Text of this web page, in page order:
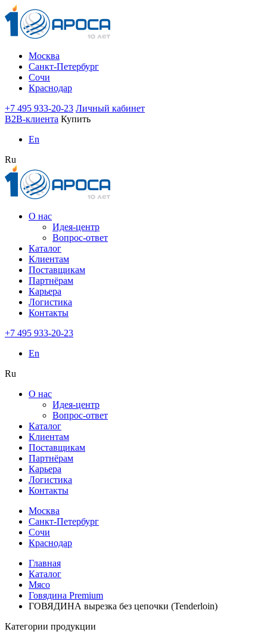
Москва
Санкт-Петербург
Сочи
Краснодар
+7 495 933-20-23 Личный кабинет
B2B-клиента Купить
En
Ru
О нас
Идея-центр
Вопрос-ответ
Каталог
Клиентам
Поставщикам
Партнёрам
Карьера
Логистика
Контакты
+7 495 933-20-23
En
Ru
О нас
Идея-центр
Вопрос-ответ
Каталог
Клиентам
Поставщикам
Партнёрам
Карьера
Логистика
Контакты
Москва
Санкт-Петербург
Сочи
Краснодар
Главная
Каталог
Мясо
Говядина Premium
ГОВЯДИНА вырезка без цепочки (Tenderloin)
Категории продукции